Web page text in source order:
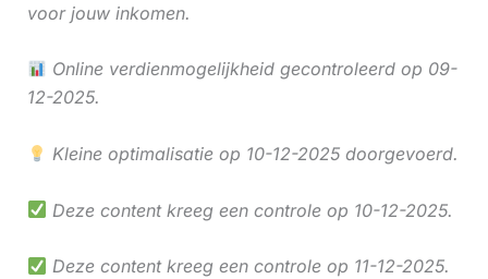
voor jouw inkomen.
Online verdienmogelijkheid gecontroleerd op 09-
12-2025.
Kleine optimalisatie op 10-12-2025 doorgevoerd.
Deze content kreeg een controle op 10-12-2025.
Deze content kreeg een controle op 11-12-2025.